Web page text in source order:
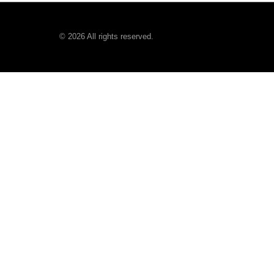
© 2026 All rights reserved.